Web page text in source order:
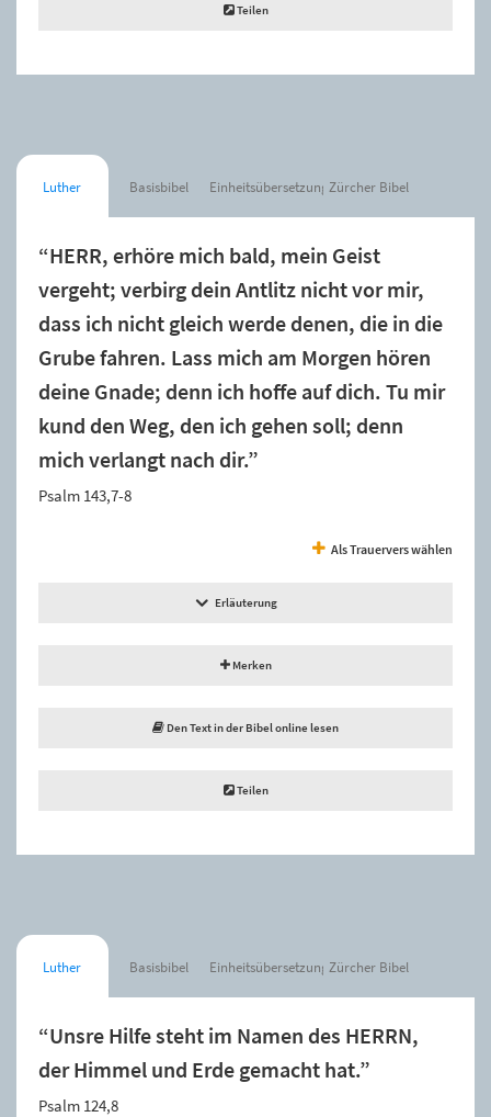
Teilen
Luther Basisbibel Einheitsübersetzung Zürcher Bibel
“HERR, erhöre mich bald, mein Geist
vergeht; verbirg dein Antlitz nicht vor mir,
dass ich nicht gleich werde denen, die in die
Grube fahren. Lass mich am Morgen hören
deine Gnade; denn ich hoffe auf dich. Tu mir
kund den Weg, den ich gehen soll; denn
mich verlangt nach dir.”
Psalm 143,7-8
Als Trauervers wählen
Erläuterung
Merken
Den Text in der Bibel online lesen
Teilen
Luther Basisbibel Einheitsübersetzung Zürcher Bibel
“Unsre Hilfe steht im Namen des HERRN,
der Himmel und Erde gemacht hat.”
Psalm 124,8